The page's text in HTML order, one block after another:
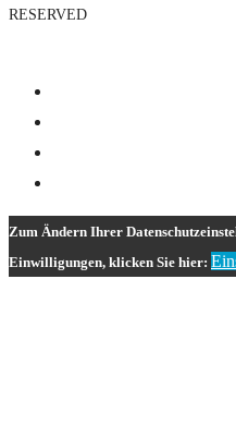
RESERVED
Zum Ändern Ihrer
Einwilligungen, klicken Sie hier: